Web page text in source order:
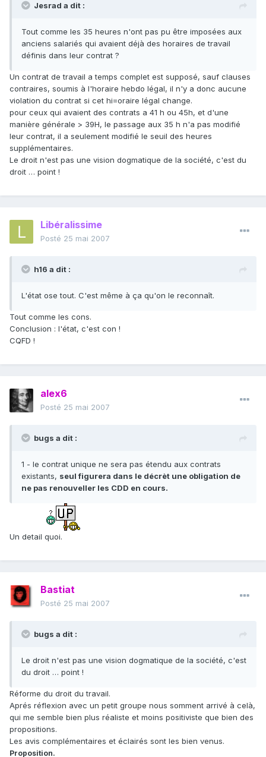
Jesrad a dit :
Tout comme les 35 heures n'ont pas pu être imposées aux
anciens salariés qui avaient déjà des horaires de travail
définis dans leur contrat ?
Un contrat de travail a temps complet est supposé, sauf clauses
contraires, soumis à l'horaire hebdo légal, il n'y a donc aucune
violation du contrat si cet hi=oraire légal change.
pour ceux qui avaient des contrats a 41 h ou 45h, et d'une
manière générale > 39H, le passage aux 35 h n'a pas modifié
leur contrat, il a seulement modifié le seuil des heures
supplémentaires.
Le droit n'est pas une vision dogmatique de la société, c'est du
droit … point !
Libéralissime
Posté 25 mai 2007
h16 a dit :
L'état ose tout. C'est même à ça qu'on le reconnaît.
Tout comme les cons.
Conclusion : l'état, c'est con !
CQFD !
alex6
Posté 25 mai 2007
bugs a dit :
1 - le contrat unique ne sera pas étendu aux contrats
existants, seul figurera dans le décrèt une obligation de
ne pas renouveller les CDD en cours.
Un detail quoi.
Bastiat
Posté 25 mai 2007
bugs a dit :
Le droit n'est pas une vision dogmatique de la société, c'est
du droit … point !
Réforme du droit du travail.
Aprés réflexion avec un petit groupe nous somment arrivé à celà,
qui me semble bien plus réaliste et moins positiviste que bien des
propositions.
Les avis complémentaires et éclairés sont les bien venus.
Proposition.